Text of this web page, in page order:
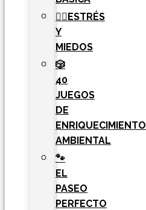
🧘‍♀️ESTRÉS
Y
MIEDOS
🎲
40
JUEGOS
DE
ENRIQUECIMIENTO
AMBIENTAL
🐾
EL
PASEO
PERFECTO